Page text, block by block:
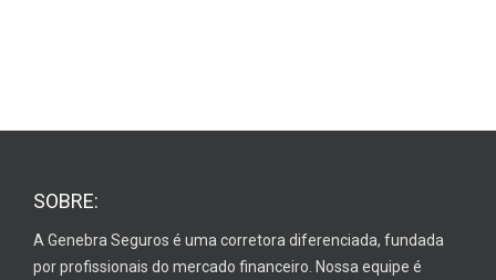
SOBRE:
A Genebra Seguros é uma corretora diferenciada, fundada
por profissionais do mercado financeiro. Nossa equipe é